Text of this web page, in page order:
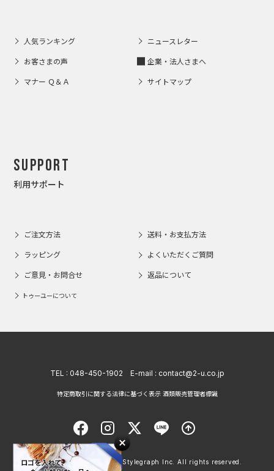
人気ランキング ニュースレター
お客さまの声 企業・法人さまへ
マナー Ｑ＆Ａ サイトマップ
Support
利用サポート
ご注文方法 送料・お支払方法
ラッピング よくいただくご質問
ご意見・お問合せ 返品について
トゥーユーについて
TEL : 048-450-1902 E-mail : contact@2-u.co.jp
特定商取引に関する法律に基づく表示 酒類販売管理者標識
Copyright © 1998 - 2026 Stylegraph Inc. All rights reserved.